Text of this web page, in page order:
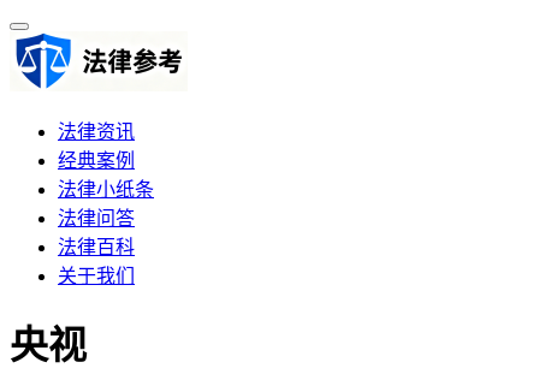
法律资讯
经典案例
法律小纸条
法律问答
法律百科
关于我们
央视